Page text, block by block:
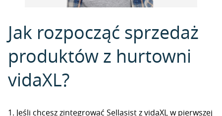
Jak rozpocząć sprzedaż
produktów z hurtowni
vidaXL?
1. Jeśli chcesz zintegrować Sellasist z vidaXL w pierwszej